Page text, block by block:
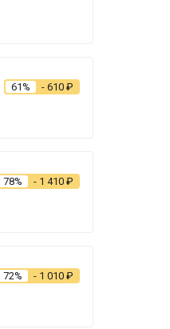
61% - 610 ₽
78% - 1 410 ₽
72% - 1 010 ₽